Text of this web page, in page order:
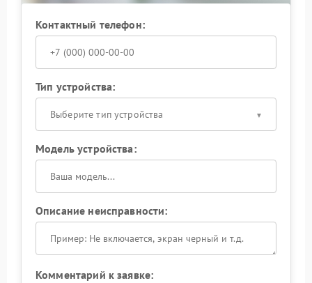
Контактный телефон:
Тип устройства:
Выберите тип устройства
Модель устройства:
Описание неисправности:
Комментарий к заявке: